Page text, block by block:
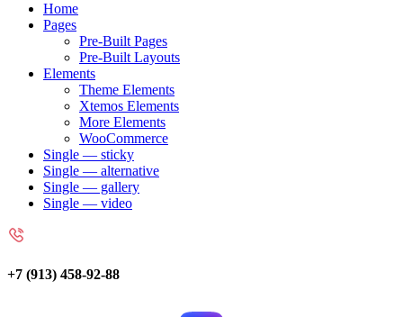
Home
Pages
Pre-Built Pages
Pre-Built Layouts
Elements
Theme Elements
Xtemos Elements
More Elements
WooCommerce
Single — sticky
Single — alternative
Single — gallery
Single — video
+7 (913) 458-92-88